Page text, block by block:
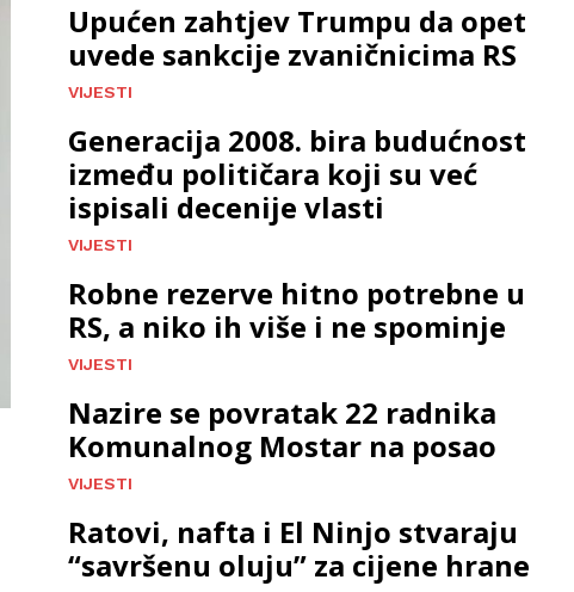
Upućen zahtjev Trumpu da opet
uvede sankcije zvaničnicima RS
VIJESTI
Generacija 2008. bira budućnost
između političara koji su već
ispisali decenije vlasti
VIJESTI
Robne rezerve hitno potrebne u
RS, a niko ih više i ne spominje
VIJESTI
Nazire se povratak 22 radnika
Komunalnog Mostar na posao
VIJESTI
Ratovi, nafta i El Ninjo stvaraju
“savršenu oluju” za cijene hrane